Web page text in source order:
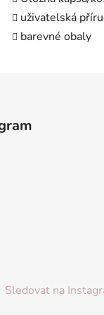
uživatelská
barevné obaly
Sledovat na